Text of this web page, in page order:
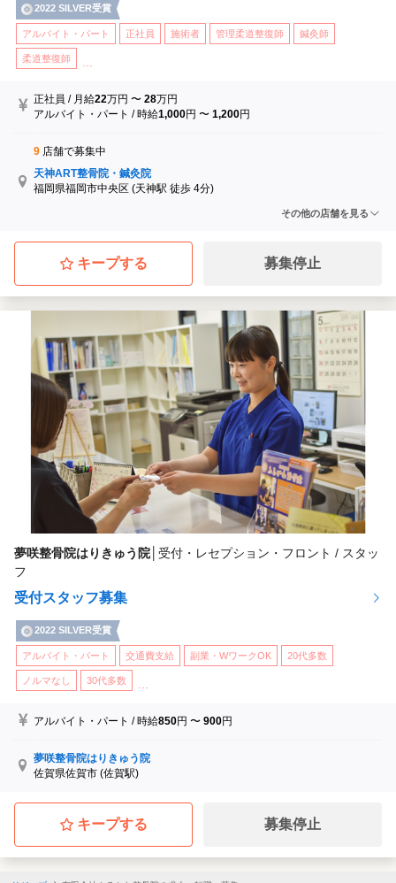
2022 SILVER受賞
アルバイト・パート 正社員 施術者 管理柔道整復師 鍼灸師
柔道整復師
正社員 / 月給22万円 〜28万円
アルバイト・パート /時給1,000円 〜1,200円
9 店舗で募集中
天神ART整骨院・鍼灸院
福岡県福岡市中央区 (天神駅 徒歩 4分)
かみみね整骨院
佐賀県三養基郡上峰町 (吉野ケ里公園駅)
夢咲整骨院はりきゅう院
佐賀県佐賀市 (佐賀駅)
(佐賀駅 徒歩 8分)
武雄ふるかわ整骨院
佐賀県武雄市 (武雄温泉駅 徒歩 12分)
...他
その他の店舗を見る
キープする 募集停止
夢咲整骨院はりきゅう院 受付・レセプション・フロント / スタッ
フ
受付スタッフ募集
2022 SILVER受賞
アルバイト・パート 交通費支給 副業・WワークOK 20代多数
ノルマなし 30代多数
アルバイト・パート /時給850円 〜900円
夢咲整骨院はりきゅう院
佐賀県佐賀市 (佐賀駅)
キープする 募集停止